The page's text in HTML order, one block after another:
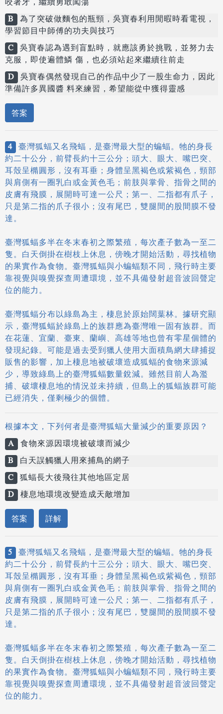
咬著牙，繼續勇敢闖蕩
B 為了突破做麵包的瓶頸，吳寶春利用閒暇時看電視，
學習節目中師傅的功夫與技巧
C 吳寶春認為遇到盲點時，就應該勇於挑戰，並努力去
克服，即使遍體鱗 傷，也必須站起來繼續往前走
D 吳寶春偶然發現自己的作品中少了一股生命力，因此
準備許多異國醬 料來練習，希望能從中獲得靈感
答案
4 臺灣狐蝠又名飛蝠，是臺灣最大型的蝙蝠。牠的身長
約二十公分，前臂長約十三公分；頭大、眼大、嘴巴突、
耳殼呈橢圓形，沒有耳垂；身體呈黑褐色或紫褐色，頸部
與肩側有一圈乳白或金黃色毛；前肢與掌骨、指骨之間的
皮膚有飛膜，展開時可達一公尺；第一、二指都有爪子，
只是第二指的爪子很小；沒有尾巴，雙腿間的股間膜不發
達。
臺灣狐蝠多半在冬末春初之際繁殖，每次產子數為一至二
隻。白天倒掛在樹枝上休息，傍晚才開始活動，尋找植物
的果實作為食物。臺灣狐蝠與小蝙蝠類不同，飛行時主要
靠視覺與嗅覺探查周遭環境，並不具備發射超音波回聲定
位的能力。
臺灣狐蝠分布以綠島為主，棲息於原始闊葉林。據研究顯
示，臺灣狐蝠於綠島上的族群應為臺灣唯一固有族群。而
在花蓮、宜蘭、臺東、蘭嶼、高雄等地也曾有零星個體的
發現紀錄。可能是過去受到獵人使用大面積鳥網大肆捕捉
販售的影響，加上棲息地被破壞造成狐蝠的食物來源減
少，導致綠島上的臺灣狐蝠數量銳減。雖然目前人為濫
捕、破壞棲息地的情況並未持續，但島上的狐蝠族群可能
已經消失，僅剩極少的個體。
根據本文，下列何者是臺灣狐蝠大量減少的重要原因？
A 食物來源因環境被破壞而減少
B
白天誤觸獵人用來捕鳥的網子
C 狐蝠長大後飛往其他地區定居
D 棲息地環境改變造成天敵增加
答案 詳解
5 臺灣狐蝠又名飛蝠，是臺灣最大型的蝙蝠。牠的身長
約二十公分，前臂長約十三公分；頭大、眼大、嘴巴突、
耳殼呈橢圓形，沒有耳垂；身體呈黑褐色或紫褐色，頸部
與肩側有一圈乳白或金黃色毛；前肢與掌骨、指骨之間的
皮膚有飛膜，展開時可達一公尺；第一、二指都有爪子，
只是第二指的爪子很小；沒有尾巴，雙腿間的股間膜不發
達。
臺灣狐蝠多半在冬末春初之際繁殖，每次產子數為一至二
隻。白天倒掛在樹枝上休息，傍晚才開始活動，尋找植物
的果實作為食物。臺灣狐蝠與小蝙蝠類不同，飛行時主要
靠視覺與嗅覺探查周遭環境，並不具備發射超音波回聲定
位的能力。